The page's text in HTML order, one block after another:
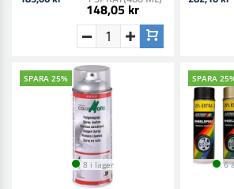
148,05 kr
SPARA 25%
8 i lager
SPARA
6